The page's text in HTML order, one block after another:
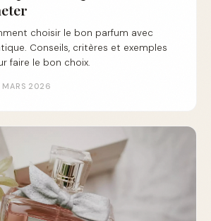
choisir le bon parfum avec
Conseils, critères et exemples
faire le bon choix.
MARS 2026